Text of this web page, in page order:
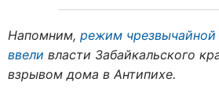
Напомним, режим чрезвычайной
ввели власти Забайкальского
взрывом дома в Антипихе.